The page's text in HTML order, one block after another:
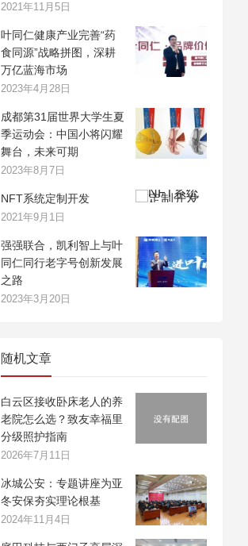
2021年11月5日
叶同仁健康产业完善“药
食同源”战略拼图，深耕
万亿蓝海市场
2023年4月28日
成都第31届世界大学生夏
季运动会：中国小将闪耀
舞台，未来可期
2023年8月7日
NFT系统定制开发
2021年9月1日
强强联合，凯利智上与叶
同仁同行老字号创新发展
之路
2023年3月20日
随机文章
白云区接收卧床老人的养
老院怎么选？致友幸福里
分级照护指南
2026年7月11日
冰城公安：专题讲座为亚
冬安保夯实理论根基
2024年11月4日